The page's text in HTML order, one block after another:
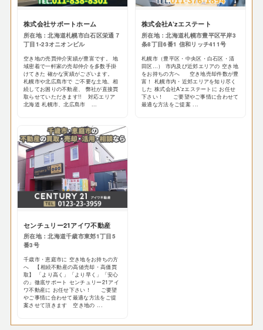
株式会社サポートホーム
所在地：北海道札幌市白石区栄通７
丁目1-23オニオンビル
空き地の売買仲介実績が豊富です。 地
域密着で一軒家の売却仲介を多数手掛
けてきた 確かな実績がございます。
札幌市や北広島市で ご不要な土地、相
続してお困りの不動産、 弊社が直接買
取らせていただきます!! 対応エリア
北海道 札幌市、北広島市 ...
株式会社A’zエステート
所在地：北海道札幌市豊平区平岸3
条8丁目6番1 信和リッチ411号
札幌市（豊平区・中央区・白石区・清
田区…） 市内及び近郊エリアの 空き地
をお持ちの方へ 空き地売却件数が豊
富！ 札幌市内・近郊エリアを知り尽く
した 株式会社A'zエステートに お任せ
下さい！ ご要望やご事情に合わせて
最適な方法をご提案 ...
センチュリー21アイワ不動産
所在地：北海道千歳市東郊1丁目5
番3号
千歳市・恵庭市に 空き地をお持ちの方
へ 【相続不動産の高値売却・高価買
取】 「より高く」「より早く」「安心
の」徹底サポート センチュリー21アイ
ワ不動産に お任せ下さい！ ご要望
やご事情に合わせて最適な方法をご提
案させて頂きます 空き地の ...